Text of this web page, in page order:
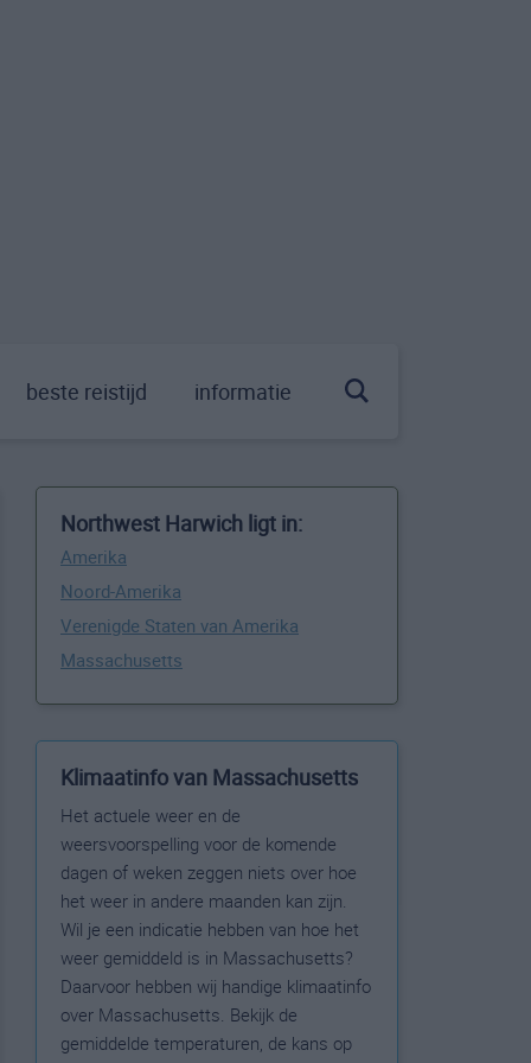
beste reistijd informatie
Northwest Harwich ligt in:
Amerika
Noord-Amerika
Verenigde Staten van Amerika
Massachusetts
Klimaatinfo van Massachusetts
Het actuele weer en de
weersvoorspelling voor de komende
dagen of weken zeggen niets over hoe
het weer in andere maanden kan zijn.
Wil je een indicatie hebben van hoe het
weer gemiddeld is in Massachusetts?
Daarvoor hebben wij handige klimaatinfo
over Massachusetts. Bekijk de
gemiddelde temperaturen, de kans op